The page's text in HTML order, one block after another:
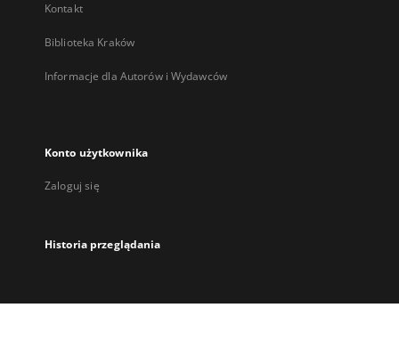
Kontakt
Biblioteka Kraków
Informacje dla Autorów i Wydawców
Konto użytkownika
Zaloguj się
Historia przeglądania